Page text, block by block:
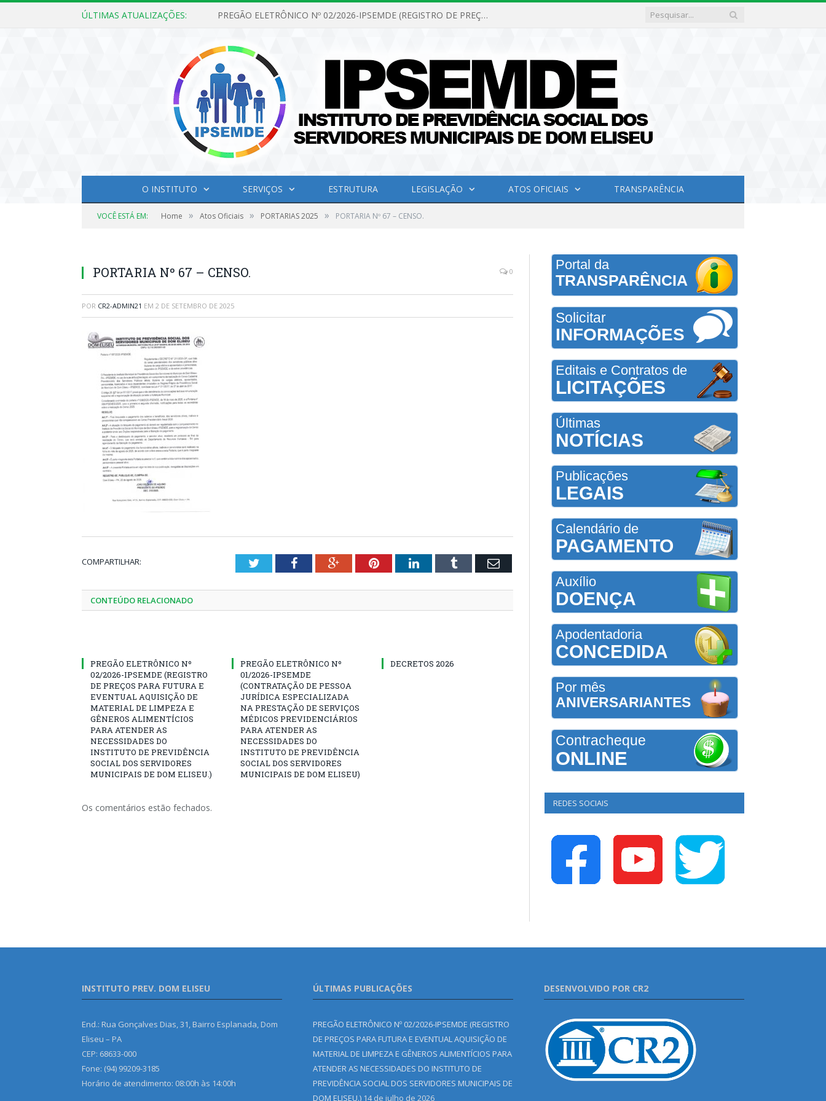
ÚLTIMAS ATUALIZAÇÕES: PREGÃO ELETRÔNICO Nº 02/2026-IPSEMDE (REGISTRO DE PREÇOS PARA FUTURA E EVENTUAL AQUISIÇÃO DE MATERIAL DE LIMPEZA E GÊNEROS ALIMENTÍCIOS PARA ATENDER AS NECESSIDADES DO INSTITUTO DE PREVIDÊNCIA SOCIAL DOS SERVIDORES MUNICIPAIS DE DOM ELISEU.)
O INSTITUTO SERVIÇOS ESTRUTURA LEGISLAÇÃO ATOS OFICIAIS TRANSPARÊNCIA
VOCÊ ESTÁ EM: Home » Atos Oficiais » PORTARIAS 2025 » PORTARIA Nº 67 – CENSO.
PORTARIA Nº 67 – CENSO. 0
POR CR2-ADMIN21 EM 2 DE SETEMBRO DE 2025
COMPARTILHAR: TwitterFacebookGoogle+PinterestLinkedInTumblr Email
CONTEÚDO RELACIONADO
PREGÃO ELETRÔNICO Nº
02/2026-IPSEMDE (REGISTRO
DE PREÇOS PARA FUTURA E
EVENTUAL AQUISIÇÃO DE
MATERIAL DE LIMPEZA E
GÊNEROS ALIMENTÍCIOS
PARA ATENDER AS
NECESSIDADES DO
INSTITUTO DE PREVIDÊNCIA
SOCIAL DOS SERVIDORES
MUNICIPAIS DE DOM ELISEU.)
PREGÃO ELETRÔNICO Nº
01/2026-IPSEMDE
(CONTRATAÇÃO DE PESSOA
JURÍDICA ESPECIALIZADA
NA PRESTAÇÃO DE SERVIÇOS
MÉDICOS PREVIDENCIÁRIOS
PARA ATENDER AS
NECESSIDADES DO
INSTITUTO DE PREVIDÊNCIA
SOCIAL DOS SERVIDORES
MUNICIPAIS DE DOM ELISEU)
DECRETOS 2026
Os comentários estão fechados.
Portal da
TRANSPARÊNCIA
Solicitar
INFORMAÇÕES
Editais e Contratos de
LICITAÇÕES
Últimas
NOTÍCIAS
Publicações
LEGAIS
Calendário de
PAGAMENTO
Auxílio
DOENÇA
Apodentadoria
CONCEDIDA
Por mês
ANIVERSARIANTES
Contracheque
ONLINE
REDES SOCIAIS
INSTITUTO PREV. DOM ELISEU
End.: Rua Gonçalves Dias, 31, Bairro Esplanada, Dom
Eliseu – PA
CEP: 68633-000
Fone: (94) 99209-3185
Horário de atendimento: 08:00h às 14:00h
ÚLTIMAS PUBLICAÇÕES
PREGÃO ELETRÔNICO Nº 02/2026-IPSEMDE (REGISTRO
DE PREÇOS PARA FUTURA E EVENTUAL AQUISIÇÃO DE
MATERIAL DE LIMPEZA E GÊNEROS ALIMENTÍCIOS PARA
ATENDER AS NECESSIDADES DO INSTITUTO DE
PREVIDÊNCIA SOCIAL DOS SERVIDORES MUNICIPAIS DE
DOM ELISEU.) 14 de julho de 2026
DESENVOLVIDO POR CR2